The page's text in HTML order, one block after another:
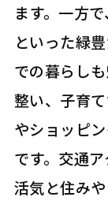
ます。一方
といった緑
での暮らし
整い、子育
やショッピ
です。交通
活気と住み